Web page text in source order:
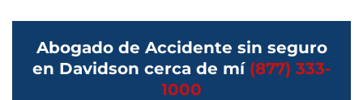
Abogado de Accidente sin seguro
en Davidson cerca de mí (877) 333-
1000